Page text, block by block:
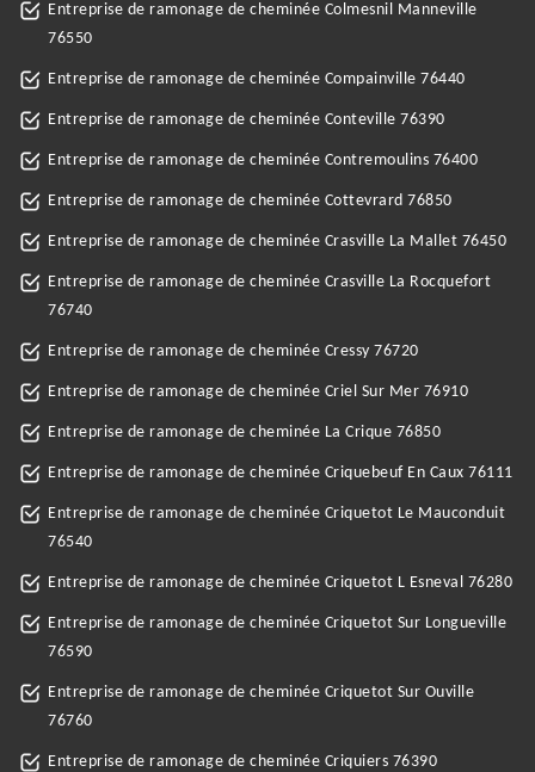
Entreprise de ramonage de cheminée Colmesnil Manneville
76550
Entreprise de ramonage de cheminée Compainville 76440
Entreprise de ramonage de cheminée Conteville 76390
Entreprise de ramonage de cheminée Contremoulins 76400
Entreprise de ramonage de cheminée Cottevrard 76850
Entreprise de ramonage de cheminée Crasville La Mallet 76450
Entreprise de ramonage de cheminée Crasville La Rocquefort
76740
Entreprise de ramonage de cheminée Cressy 76720
Entreprise de ramonage de cheminée Criel Sur Mer 76910
Entreprise de ramonage de cheminée La Crique 76850
Entreprise de ramonage de cheminée Criquebeuf En Caux 76111
Entreprise de ramonage de cheminée Criquetot Le Mauconduit
76540
Entreprise de ramonage de cheminée Criquetot L Esneval 76280
Entreprise de ramonage de cheminée Criquetot Sur Longueville
76590
Entreprise de ramonage de cheminée Criquetot Sur Ouville
76760
Entreprise de ramonage de cheminée Criquiers 76390